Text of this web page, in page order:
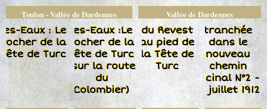
Toulon - Vallée de Dardennes Vallée de Dardennes